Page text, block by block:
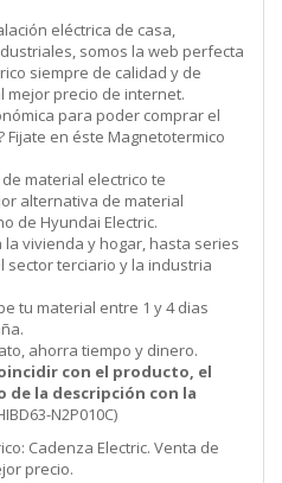
eléctrica de casa,
somos la web perfecta
siempre de calidad y de
mejor precio de internet.
para poder comprar el
en éste Magnetotermico
material electrico te
alternativa de material
de Hyundai Electric.
vivienda y hogar, hasta series
sector terciario y la industria
tu material entre 1 y 4 dias
ahorra tiempo y dinero.
con el producto, el
la descripción con la
N2P010C)
Cadenza Electric. Venta de
precio.